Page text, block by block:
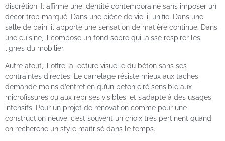
discrétion. Il affirme une identité contemporaine sans imposer un
décor trop marqué. Dans une pièce de vie, il unifie. Dans une
salle de bain, il apporte une sensation de matière continue. Dans
une cuisine, il compose un fond sobre qui laisse respirer les
lignes du mobilier.
Autre atout, il offre la lecture visuelle du béton sans ses
contraintes directes. Le carrelage résiste mieux aux taches,
demande moins d’entretien qu’un béton ciré sensible aux
microfissures ou aux reprises visibles, et s’adapte à des usages
intensifs. Pour un projet de rénovation comme pour une
construction neuve, c’est souvent un choix très pertinent quand
on recherche un style maîtrisé dans le temps.